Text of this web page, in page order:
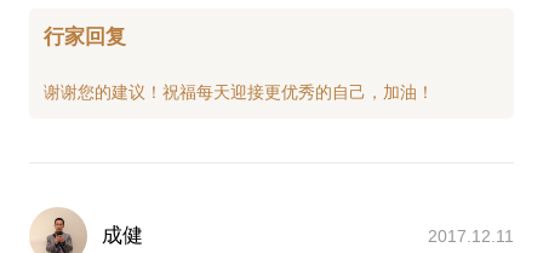
行家回复
成健 2017.12.11